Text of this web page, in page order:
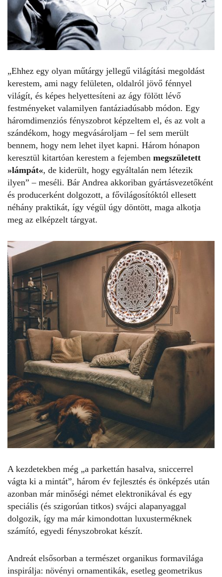
„Ehhez egy olyan műtárgy jellegű világítási megoldást
kerestem, ami nagy felületen, oldalról jövő fénnyel
világít, és képes helyettesíteni az ágy fölött lévő
festményeket valamilyen fantáziadúsabb módon. Egy
háromdimenziós fényszobrot képzeltem el, és az volt a
szándékom, hogy megvásároljam – fel sem merült
bennem, hogy nem lehet ilyet kapni. Három hónapon
keresztül kitartóan kerestem a fejemben megszületett
»lámpát«, de kiderült, hogy egyáltalán nem létezik
ilyen” – meséli. Bár Andrea akkoriban gyártásvezetőként
és producerként dolgozott, a fővilágosítóktól ellesett
néhány praktikát, így végül úgy döntött, maga alkotja
meg az elképzelt tárgyat.
A kezdetekben még „a parkettán hasalva, sniccerrel
vágta ki a mintát”, három év fejlesztés és önképzés után
azonban már minőségi német elektronikával és egy
speciális (és szigorúan titkos) svájci alapanyaggal
dolgozik, így ma már kimondottan luxusterméknek
számító, egyedi fényszobrokat készít.
Andreát elsősorban a természet organikus formavilága
inspirálja: növényi ornamentikák, esetleg geometrikus